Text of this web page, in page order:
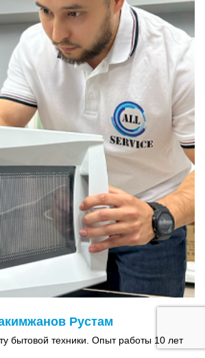
Рустам
бытовой техники. Опыт работы 10 лет